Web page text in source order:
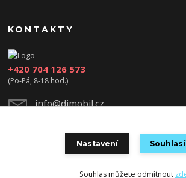
KONTAKTY
+420 704 126 573
(Po-Pá, 8-18 hod.)
info@djmobil.cz
Nastavení
Souhlas můžete odmítnout